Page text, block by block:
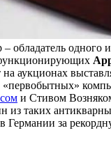
обладатель одного
аукционах
«первобытных»
и Стивом
из таких
Германии за